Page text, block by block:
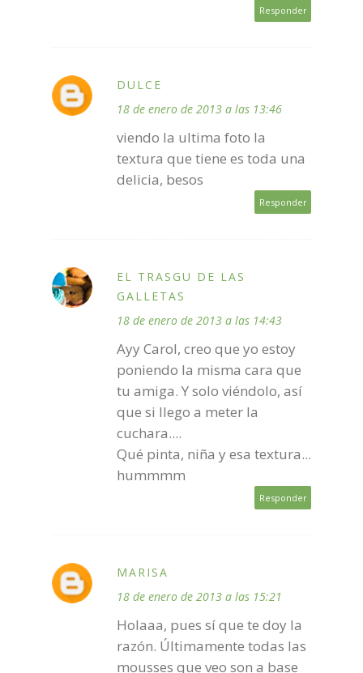
Responder
DULCE
18 de enero de 2013 a las 13:46
viendo la ultima foto la
textura que tiene es toda una
delicia, besos
Responder
EL TRASGU DE LAS
GALLETAS
18 de enero de 2013 a las 14:43
Ayy Carol, creo que yo estoy
poniendo la misma cara que
tu amiga. Y solo viéndolo, así
que si llego a meter la
cuchara....
Qué pinta, niña y esa textura...
hummmm
Responder
MARISA
18 de enero de 2013 a las 15:21
Holaaa, pues sí que te doy la
razón. Últimamente todas las
mousses que veo son a base